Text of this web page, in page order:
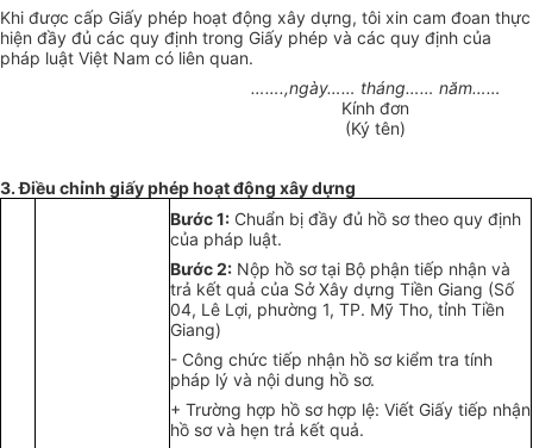
Khi được cấp Giấy phép hoạt động xây dựng, tôi xin cam đoan thực
hiện đầy đủ các quy định trong Giấy phép và các quy định của
pháp luật Việt Nam có liên quan.
…….,ngày…… tháng…… năm……
Kính đơn
(Ký tên)
3. Điều chỉnh giấy phép hoạt động xây dựng
Bước 1: Chuẩn bị đầy đủ hồ sơ theo quy định
của pháp luật.
Bước 2: Nộp hồ sơ tại Bộ phận tiếp nhận và
trả kết quả của Sở Xây dựng Tiền Giang (Số
04, Lê Lợi, phường 1, TP. Mỹ Tho, tỉnh Tiền
Giang)
- Công chức tiếp nhận hồ sơ kiểm tra tính
pháp lý và nội dung hồ sơ.
+ Trường hợp hồ sơ hợp lệ: Viết Giấy tiếp nhận
hồ sơ và hẹn trả kết quả.